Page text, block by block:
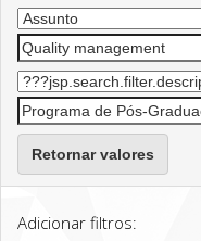
Retornar valores
Adicionar filtros: